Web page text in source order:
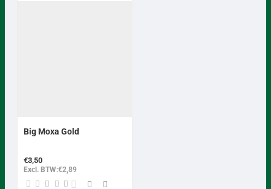
Big Moxa Gold
€3,50
Excl. BTW:€2,89